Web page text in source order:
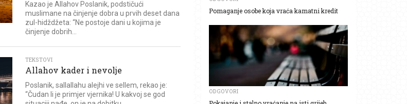
Kazao je Allahov Poslanik, podstičući
muslimane na činjenje dobra u prvih deset dana
zul-hidždžeta: “Ne postoje dani u kojima je
činjenje dobrih...
TEKSTOVI
Allahov kader i nevolje
Poslanik, sallallahu alejhi ve sellem, rekao je:
“Čudan li je primjer vjernika! U kakvoj se god
Pomaganje osobe koja vraća kamatni kredit
ODGOVORI